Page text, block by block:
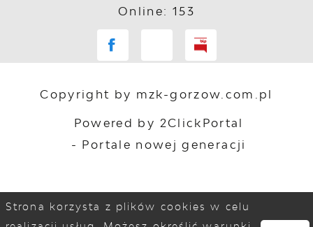
Online: 153
Copyright by mzk-gorzow.com.pl
Powered by 2ClickPortal
- Portale nowej generacji
Strona korzysta z plików cookies w celu